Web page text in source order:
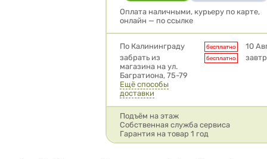
Оплата наличными, курьеру по карте,
онлайн — по ссылке
Условия доставки
По Калининграду бесплатно
10
забрать из
магазина на ул.
Багратиона, 75-79
бесплатно
Ещё способы
доставки
Подъём на этаж
Собственная служба сервиса
Гарантия на товар 1 год